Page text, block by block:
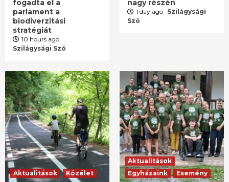
fogadta el a
parlament a
biodiverzitási
stratégiát
10 hours ago
Szilágysági Szó
nagy részén
1 day ago Szilágysági
Szó
Aktualitások Közélet
Aktualitások
Egyházaink
Esemény